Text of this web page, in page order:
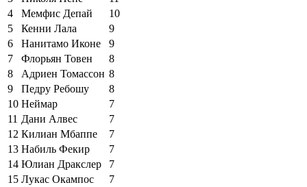
4
Мемфис Депай
10
5
Кенни Лала
9
6
Нанитамо Иконе
9
7
Флорьян Товен
8
8
Адриен Томассон 8
9
Педру Ребошу
8
10 Неймар
7
11 Дани Алвес
7
12 Килиан Мбаппе
7
13 Набиль Фекир
7
14 Юлиан Дракслер
7
15 Лукас Окампос 7